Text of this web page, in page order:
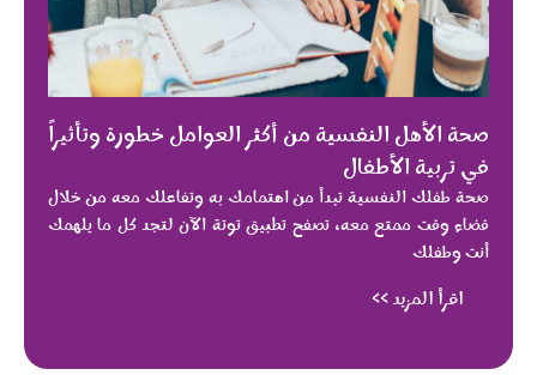
صحة الأهل النفسية من أكثر العوامل خطورة وتأثيراً
في تربية الأطفال
صحة طفلك النفسية تبدأ من اهتمامك به وتفاعلك معه من خلال
قضاء وقت ممتع معه، تصفح تطبيق توتة الآن لتجد كل ما يلهمك
أنت وطفلك
اقرأ المزيد >>